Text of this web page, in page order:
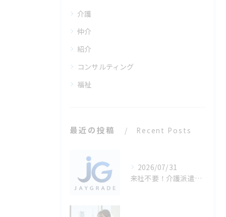
介護
仲介
紹介
コンサルティング
福祉
最近の投稿 Recent Posts
2026/07/31
来社不要！介護派遣の登録・面談はオンラインで完結（約10分）